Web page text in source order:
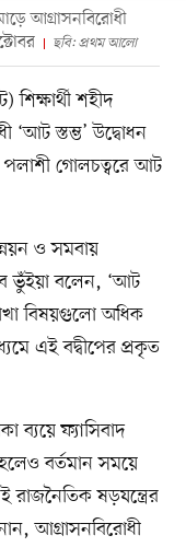
আগ্রাসনবিরোধী
ছবি: প্রথম আলো
শিক্ষার্থী শহীদ
‘আট স্তম্ভ’ উদ্বোধন
পলাশী গোলচত্বরে আট
ও সমবায়
ভুঁইয়া বলেন, ‘আট
বিষয়গুলো অধিক
এই বদ্বীপের প্রকৃত
ব্যয়ে ফ্যাসিবাদ
হলেও বর্তমান সময়ে
রাজনৈতিক ষড়যন্ত্রের
আগ্রাসনবিরোধী